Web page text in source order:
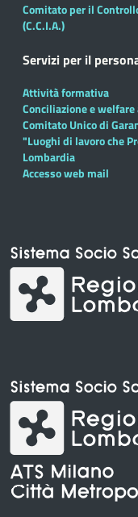
Comitato per il
(C.C.I.A.)
Servizi per il
Attività formativa
Conciliazione e
Comitato Unico di
"Luoghi di lavoro che
Lombardia
Accesso web mail